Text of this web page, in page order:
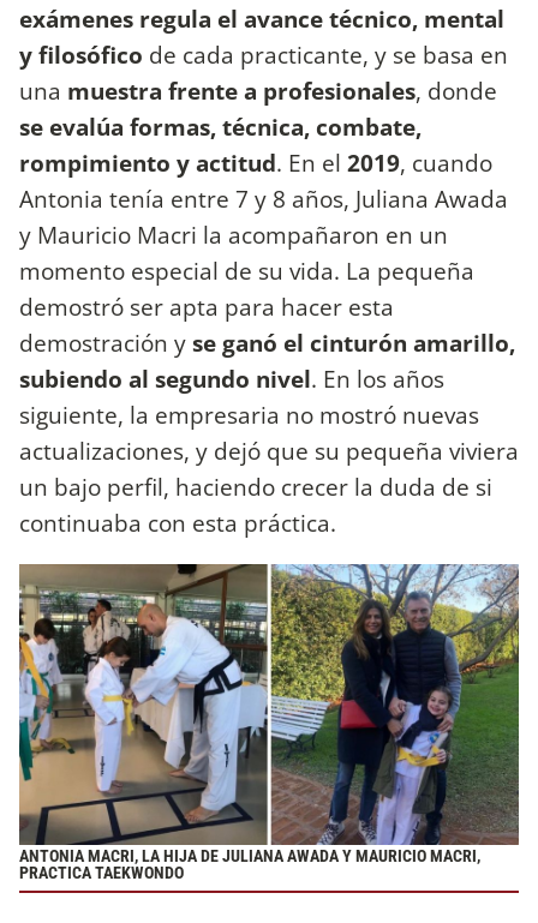
exámenes regula el avance técnico, mental
y filosófico de cada practicante, y se basa en
una muestra frente a profesionales, donde
se evalúa formas, técnica, combate,
rompimiento y actitud. En el 2019, cuando
Antonia tenía entre 7 y 8 años, Juliana Awada
y Mauricio Macri la acompañaron en un
momento especial de su vida. La pequeña
demostró ser apta para hacer esta
demostración yse ganó el cinturón amarillo,
subiendo al segundo nivel. En los años
siguiente, la empresaria no mostró nuevas
actualizaciones, y dejó que su pequeña viviera
un bajo perfil, haciendo crecer la duda de si
continuaba con esta práctica.
ANTONIA MACRI, LA HIJA DE JULIANA AWADA Y MAURICIO MACRI,
PRACTICA TAEKWONDO